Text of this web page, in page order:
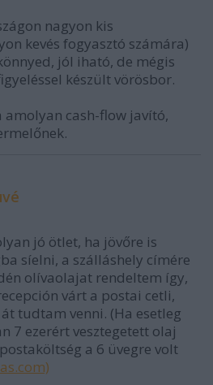
nagyon kis
kevés fogyasztó számára)
jól iható, de mégis
készült vörösbor.
amolyan cash-flow javító,
jó ötlet, ha jövőre is
síelni, a szálláshely címére
olívaolajat rendeltem így,
várt a postai cetli,
tudtam venni. (Ha esetleg
7 ezerért vesztegetett olaj
a 6 üvegre volt